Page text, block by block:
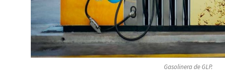
Gasolinera de GLP.